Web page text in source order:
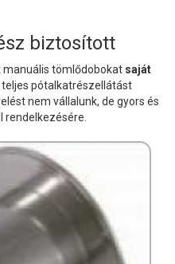
biztosított
tömlődobokat saját
teljes pótalkatrészellátást
nem vállalunk, de gyors és